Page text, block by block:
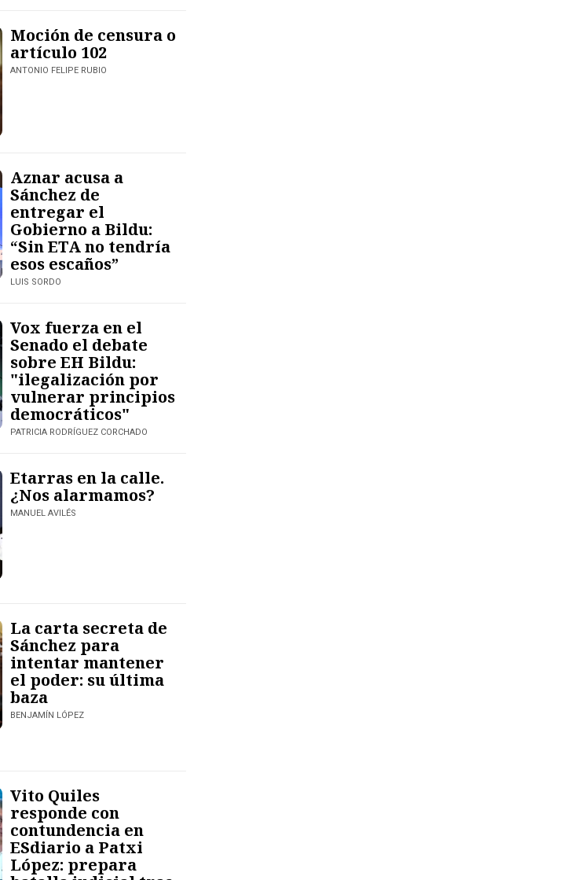
Moción de censura o
artículo 102
ANTONIO FELIPE RUBIO
Aznar acusa a
Sánchez de
entregar el
Gobierno a Bildu:
“Sin ETA no tendría
esos escaños”
LUIS SORDO
Vox fuerza en el
Senado el debate
sobre EH Bildu:
"ilegalización por
vulnerar principios
democráticos"
PATRICIA RODRÍGUEZ CORCHADO
Etarras en la calle.
¿Nos alarmamos?
MANUEL AVILÉS
La carta secreta de
Sánchez para
intentar mantener
el poder: su última
baza
BENJAMÍN LÓPEZ
Vito Quiles
responde con
contundencia en
ESdiario a Patxi
López: prepara